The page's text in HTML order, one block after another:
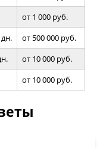
от 1 000 руб.
от 500 000 руб.
от 10 000 руб.
от 10 000 руб.